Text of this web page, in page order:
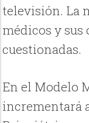
televisión. La
médicos y sus
cuestionadas.
En el Modelo
incrementará